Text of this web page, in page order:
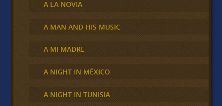
A LA NOVIA
A MAN AND HIS MUSIC
A MI MADRE
A NIGHT IN MÉXICO
A NIGHT IN TUNISIA